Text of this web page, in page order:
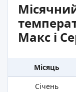
Макс і
Місяць
Січень